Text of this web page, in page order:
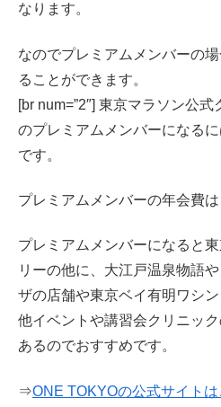
なります。
なのでプレミアムメンバーの
ることができます。
[br num=”2″] 東京マラソン公式
のプレミアムメンバーになる
です。
プレミアムメンバーの年会費は
プレミアムメンバーになると
リーの他に、大江戸温泉物語
ザの店舗や東京ベイ有明ワシ
他イベントや講習会クリニッ
あるのでおすすめです。
⇒ONE TOKYOの公式サイトは